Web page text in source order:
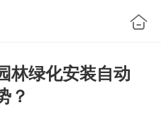
林绿化安装自动
？